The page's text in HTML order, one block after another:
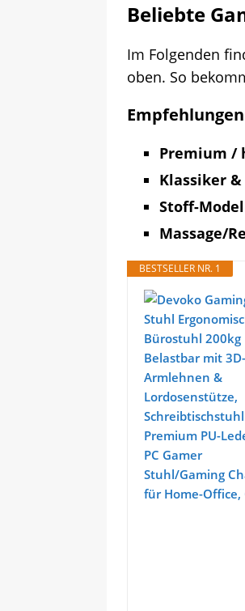
Beliebte
Im Folgenden
oben. So
Premium /
Klassiker
Stoff-
Massage/
BESTSELLER NR. 1